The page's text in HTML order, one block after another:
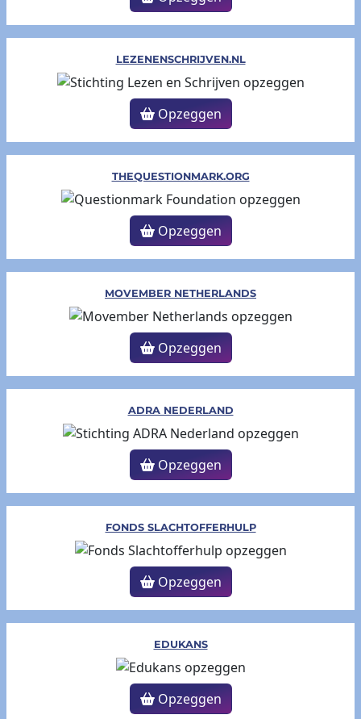
LEZENENSCHRIJVEN.NL
Opzeggen
THEQUESTIONMARK.ORG
Opzeggen
MOVEMBER NETHERLANDS
Opzeggen
ADRA NEDERLAND
Opzeggen
FONDS SLACHTOFFERHULP
Opzeggen
EDUKANS
Opzeggen